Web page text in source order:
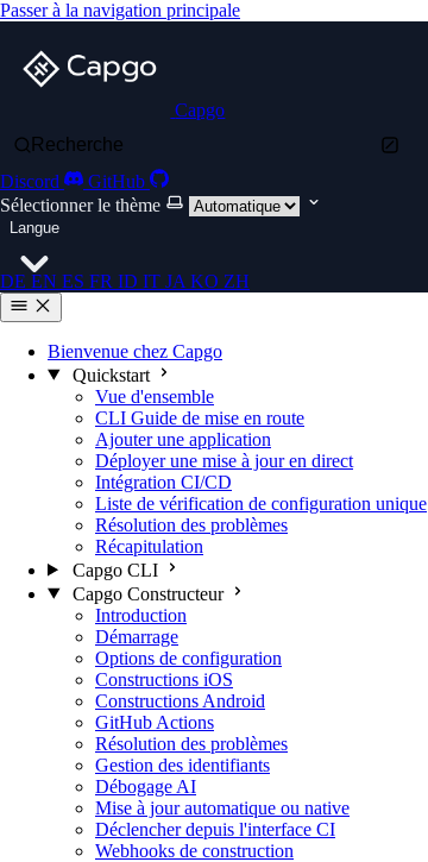
Passer à la navigation principale
Capgo
Recherche
Discord
GitHub
Sélectionner le thème
Langue
DE EN ES FR ID IT JA KO ZH
Bienvenue chez Capgo
Quickstart
Vue d'ensemble
CLI Guide de mise en route
Ajouter une application
Déployer une mise à jour en direct
Intégration CI/CD
Liste de vérification de configuration unique
Résolution des problèmes
Récapitulation
Capgo CLI
Capgo Constructeur
Introduction
Démarrage
Options de configuration
Constructions iOS
Constructions Android
GitHub Actions
Résolution des problèmes
Gestion des identifiants
Débogage AI
Mise à jour automatique ou native
Déclencher depuis l'interface CI
Webhooks de construction